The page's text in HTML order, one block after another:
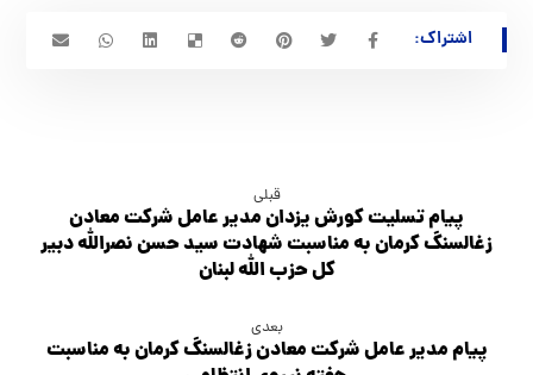
قبلی
پیام تسلیت کورش یزدان مدیر عامل شرکت معادن
زغالسنگ کرمان به مناسبت شهادت سید حسن نصرالله دبیر
کل حزب الله لبنان
بعدی
پیام مدیر عامل شرکت معادن زغالسنگ کرمان به مناسبت